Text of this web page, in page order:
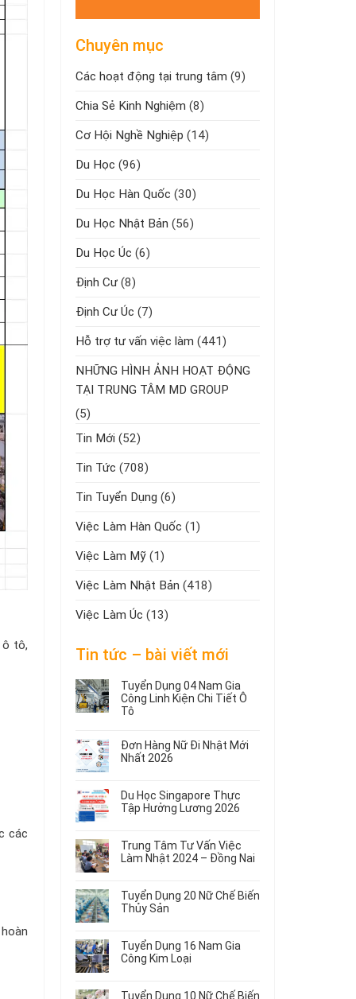
ô tô,
các
Chuyên mục
Các hoạt động tại trung tâm (9)
Chia Sẻ Kinh Nghiệm (8)
Cơ Hội Nghề Nghiệp (14)
Du Học (96)
Du Học Hàn Quốc (30)
Du Học Nhật Bản (56)
Du Học Úc (6)
Định Cư (8)
Định Cư Úc (7)
Hỗ trợ tư vấn việc làm (441)
NHỮNG HÌNH ẢNH HOẠT ĐỘNG
TẠI TRUNG TÂM MD GROUP
(5)
Tin Mới (52)
Tin Tức (708)
Tin Tuyển Dụng (6)
Việc Làm Hàn Quốc (1)
Việc Làm Mỹ (1)
Việc Làm Nhật Bản (418)
Việc Làm Úc (13)
Tin tức – bài viết mới
Tuyển Dụng 04 Nam Gia
Công Linh Kiện Chi Tiết Ô
Tô
có
bình
luận
Tuyển
Dụng
04
Gia
Công
Chi
Tiết
Đơn Hàng Nữ Đi Nhật Mới
Nhất 2026
có
bình
luận
Đơn
Hàng
Nữ
Nhật
Mới
Nhất
Du Học Singapore Thực
Tập Hưởng Lương 2026
có
bình
luận
Du
Học
Singapore
Tập
Hưởng
Lương
Trung Tâm Tư Vấn Việc
Làm Nhật 2024 – Đồng Nai
có
bình
luận
Trung
Tâm
Tư
Việc
Tuyển Dụng 20 Nữ Chế Biến
Thủy Sản
có
bình
luận
Tuyển
Tuyển Dụng 16 Nam Gia
Công Kim Loại
có
Tuyển Dụng 10 Nữ Chế Biến